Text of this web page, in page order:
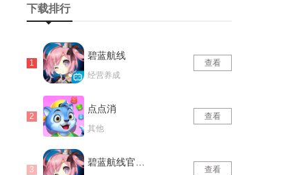
费原版
查看
下载排行
碧蓝航线
经营养成
查看
点点消
其他
查看
查看